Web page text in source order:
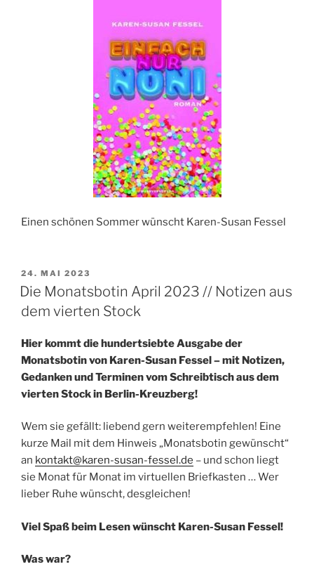
Einen schönen Sommer wünscht Karen-Susan Fessel
VERÖFFENTLICHT
AM
24. MAI 2023
Die Monatsbotin April 2023 // Notizen aus
dem vierten Stock
Hier kommt die hundertsiebte Ausgabe der
Monatsbotin von Karen-Susan Fessel – mit Notizen,
Gedanken und Terminen vom Schreibtisch aus dem
vierten Stock in Berlin-Kreuzberg!
Wem sie gefällt: liebend gern weiterempfehlen! Eine
kurze Mail mit dem Hinweis „Monatsbotin gewünscht“
an kontakt@karen-susan-fessel.de – und schon liegt
sie Monat für Monat im virtuellen Briefkasten … Wer
lieber Ruhe wünscht, desgleichen!
Viel Spaß beim Lesen wünscht Karen-Susan Fessel!
Was war?